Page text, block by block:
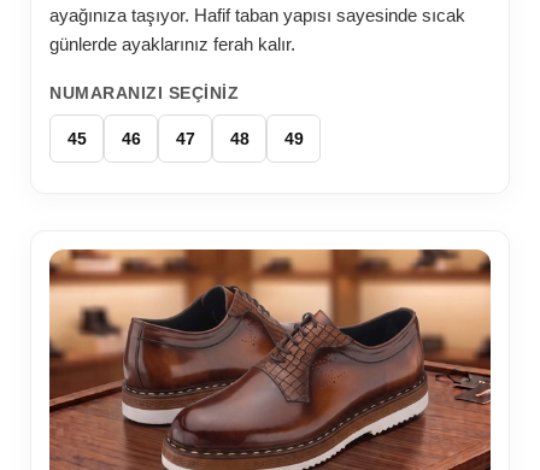
ayağınıza taşıyor. Hafif taban yapısı sayesinde sıcak
günlerde ayaklarınız ferah kalır.
NUMARANIZI SEÇINIZ
45 46 47 48 49